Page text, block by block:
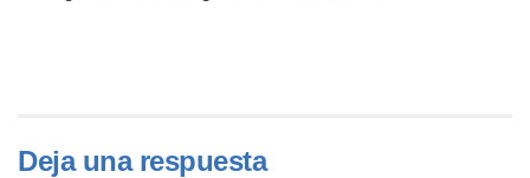
Deja una respuesta